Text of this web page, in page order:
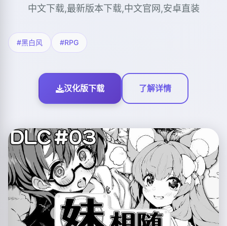
中文下载,最新版本下载,中文官网,安卓直装
#黑白风 #RPG
汉化版下载 了解详情